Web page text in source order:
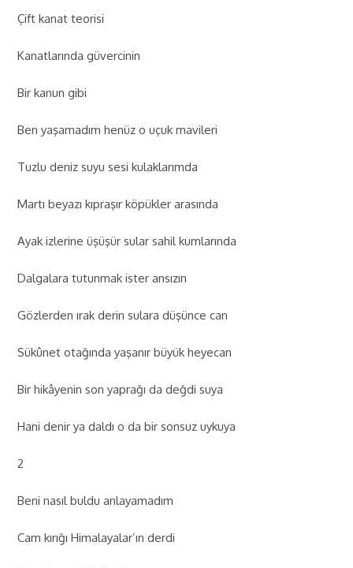
Çift kanat teorisi
Kanatlarında güvercinin
Bir kanun gibi
Ben yaşamadım henüz o uçuk mavileri
Tuzlu deniz suyu sesi kulaklarımda
Martı beyazı kıpraşır köpükler arasında
Ayak izlerine üşüşür sular sahil kumlarında
Dalgalara tutunmak ister ansızın
Gözlerden ırak derin sulara düşünce can
Sükûnet otağında yaşanır büyük heyecan
Bir hikâyenin son yaprağı da değdi suya
Hani denir ya daldı o da bir sonsuz uykuya
2
Beni nasıl buldu anlayamadım
Cam kırığı Himalayalar’ın derdi